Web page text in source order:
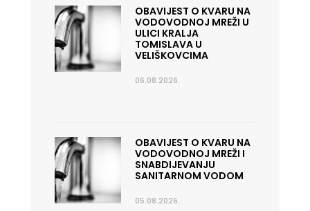
OBAVIJEST O KVARU NA
VODOVODNOJ MREŽI U
ULICI KRALJA
TOMISLAVA U
VELIŠKOVCIMA
06.08.2026.
OBAVIJEST O KVARU NA
VODOVODNOJ MREŽI I
SNABDIJEVANJU
SANITARNOM VODOM
05.08.2026.